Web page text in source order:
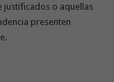
justificados o aquellas
presenten